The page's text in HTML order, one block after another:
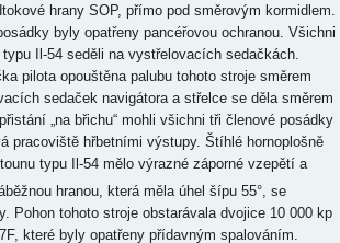
hrany SOP, přímo pod směrovým kormidlem.
byly opatřeny pancéřovou ochranou. Všichni
Il-54 seděli na vystřelovacích sedačkách.
pilota opouštěna palubu tohoto stroje směrem
sedaček navigátora a střelce se děla směrem
„na břichu“ mohli všichni tři členové posádky
pracoviště hřbetními výstupy. Štíhlé hornoplošně
typu Il-54 mělo výrazné záporné vzepětí a
hranou, která měla úhel šípu 55°, se
Pohon tohoto stroje obstarávala dvojice 10 000 kp
které byly opatřeny přídavným spalováním.